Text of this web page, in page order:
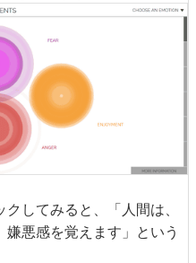
してみると、「人間は、
悪感を覚えます」という